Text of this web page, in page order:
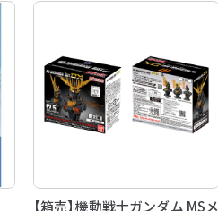
【箱売】機動戦士ガンダム MSメ